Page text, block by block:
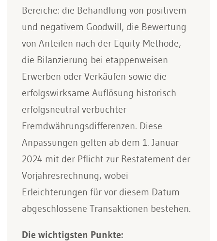
Bereiche: die Behandlung von positivem
und negativem Goodwill, die Bewertung
von Anteilen nach der Equity-Methode,
die Bilanzierung bei etappenweisen
Erwerben oder Verkäufen sowie die
erfolgswirksame Auflösung historisch
erfolgsneutral verbuchter
Fremdwährungsdifferenzen. Diese
Anpassungen gelten ab dem 1. Januar
2024 mit der Pflicht zur Restatement der
Vorjahresrechnung, wobei
Erleichterungen für vor diesem Datum
abgeschlossene Transaktionen bestehen.
Die wichtigsten Punkte: